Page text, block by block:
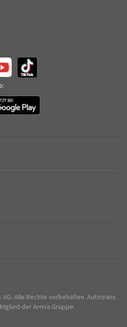
Alle Rechte vorbehalten. Autotrans
der Arriva Gruppe.